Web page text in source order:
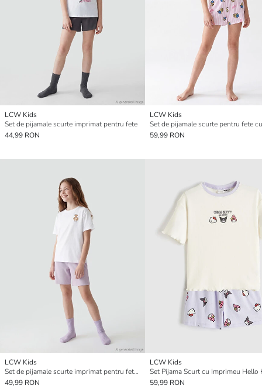
LCW Kids
Set de pijamale scurte imprimat pentru fete
44,99 RON
LCW Kids
59,99 RON
LCW Kids
Set de pijamale scurte imprimat pentru fete, cu guler rotund
49,99 RON
LCW Kids
59,99 RON